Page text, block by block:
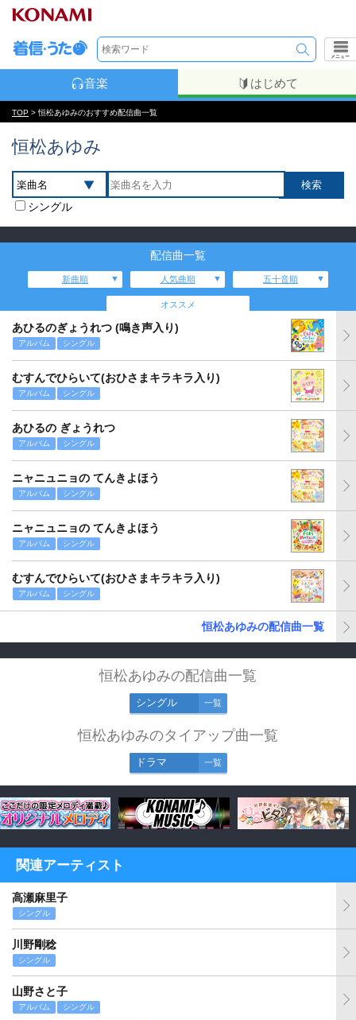
メニュー
音楽 はじめて
TOP > 恒松あゆみのおすすめ配信曲一覧
恒松あゆみ
シングル
配信曲一覧
新曲順 人気曲順 五十音順
オススメ
あひるのぎょうれつ (鳴き声入り)
アルバム シングル
むすんでひらいて(おひさまキラキラ入り)
アルバム シングル
あひるの ぎょうれつ
アルバム シングル
ニャニュニョの てんきよほう
アルバム シングル
ニャニュニョの てんきよほう
アルバム シングル
むすんでひらいて(おひさまキラキラ入り)
アルバム シングル
恒松あゆみの配信曲一覧
恒松あゆみの配信曲一覧
シングル 一覧
恒松あゆみのタイアップ曲一覧
ドラマ 一覧
関連アーティスト
高瀬麻里子
シングル
川野剛稔
シングル
山野さと子
アルバム シングル